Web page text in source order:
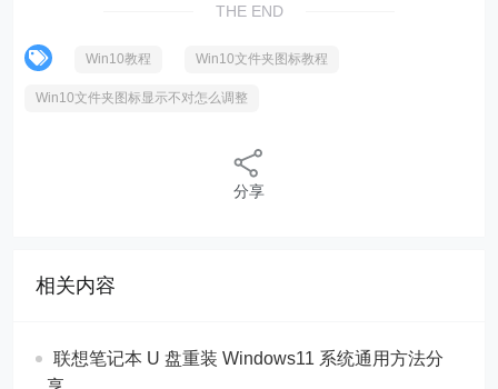
THE END
Win10教程 Win10文件夹图标教程
Win10文件夹图标显示不对怎么调整
分享
相关内容
联想笔记本 U 盘重装 Windows11 系统通用方法分